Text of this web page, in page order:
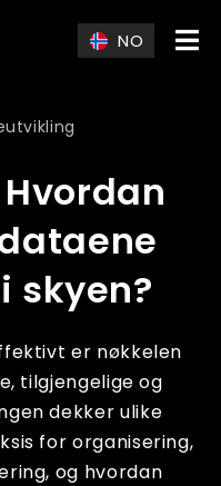
NO
skyen?
er nøkkelen
tilgjengelige og
dekker ulike
for organisering,
og hvordan